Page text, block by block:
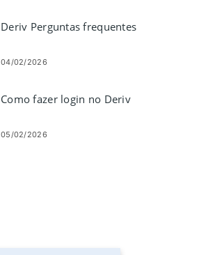
Deriv Perguntas frequentes
04/02/2026
Como fazer login no Deriv
05/02/2026